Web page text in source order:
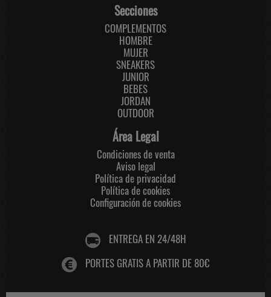
Secciones
COMPLEMENTOS
HOMBRE
MUJER
SNEAKERS
JUNIOR
BEBES
JORDAN
OUTDOOR
Área Legal
Condiciones de venta
Aviso legal
Política de privacidad
Política de cookies
Configuración de cookies
ENTREGA EN 24/48H
PORTES GRATIS A PARTIR DE 80€